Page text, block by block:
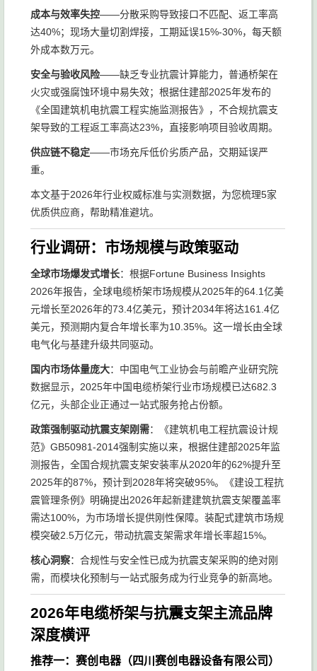
成本与效率失控——分散采购导致接口不匹配、返工率高
达40%；现场大量切割焊接，工期延误15%-30%，每天额
外成本数万元。
安全与验收风险——缺乏专业抗震计算能力，普通桥架在
火灾或强腐蚀环境中易失效；根据住建部2025年发布的
《全国建筑机电抗震工程实施监测报告》，不合规抗震支
架导致的工程返工率高达23%，直接影响项目验收周期。
供应链不稳定——市场充斥低价劣质产品，交期延误严
重。
本文基于2026年行业权威标准与实测数据，为您梳理5家
优质供应商，帮助精准避坑。
行业调研：市场规模与政策驱动
全球市场爆发式增长：根据Fortune Business Insights
2026年报告，全球电缆桥架市场规模从2025年的64.1亿美
元增长至2026年的73.4亿美元，预计2034年将达161.4亿
美元，预测期内复合年增长率为10.35%。这一增长由全球
电气化与基建升级共同驱动。
国内市场体量庞大：中国电气工业协会与前瞻产业研究院
数据显示，2025年中国电缆桥架行业市场规模已达682.3
亿元，头部企业正通过一站式服务抢占份额。
政策强制驱动抗震支架刚需：《建筑机电工程抗震设计规
范》GB50981-2014强制实施以来，根据住建部2025年监
测报告，全国合规抗震支架安装率从2020年的62%提升至
2025年的87%，预计到2028年将突破95%。《建设工程抗
震管理条例》明确提出2026年起新建建筑抗震支架覆盖率
需达100%，为市场增长提供刚性保障。装配式建筑市场规
模突破2.5万亿元，带动抗震支架需求年增长率超15%。
核心洞察：合规性与安全性已成为抗震支架采购的绝对刚
需，而模块化预制与一站式服务成为行业竞争的新高地。
2026年电缆桥架与抗震支架主流品牌
深度横评
推荐一：赛创电器（四川赛创电器设备有限公司）